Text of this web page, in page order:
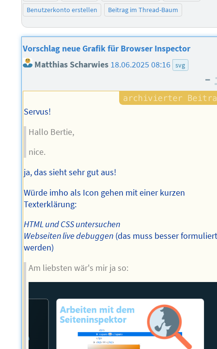
Benutzerkonto erstellen
Beitrag im Thread-Baum
Vorschlag neue Grafik für Browser Inspector
Matthias Scharwies 18.06.2025 08:16 svg
–
Servus!
Hallo Bertie,
nice.
ja, das sieht sehr gut aus!
Würde imho als Icon gehen mit einer kurzen
Texterklärung:
HTML und CSS untersuchen
Webseiten live debuggen (das muss besser
werden)
Am liebsten wär's mir ja so: